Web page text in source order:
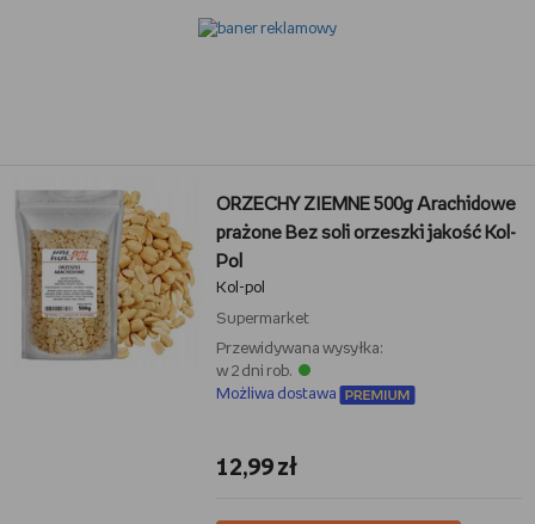
ORZECHY ZIEMNE 500g Arachidowe
prażone Bez soli orzeszki jakość Kol-
Pol
Kol-pol
Supermarket
Przewidywana wysyłka:
w 2 dni rob.
Możliwa dostawa
12,99 zł